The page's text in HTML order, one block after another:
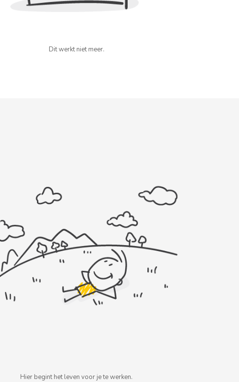
Dit werkt niet meer.
Hier begint het leven voor je te werken.